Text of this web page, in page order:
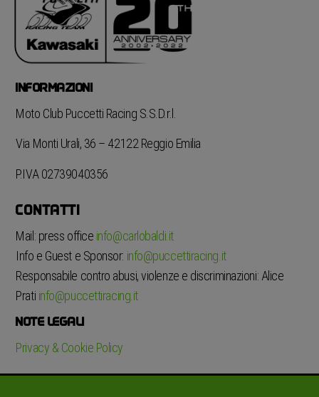
INFORMAZIONI
Moto Club Puccetti Racing S.S.D.r.l.
Via Monti Urali, 36 – 42122 Reggio Emilia
P.IVA 02739040356
CONTATTI
Mail: press office info@carlobaldi.it
Info e Guest e Sponsor: info@puccettiracing.it
Responsabile contro abusi, violenze e discriminazioni: Alice
Prati info@puccettiracing.it
NOTE LEGALI
Privacy & Cookie Policy